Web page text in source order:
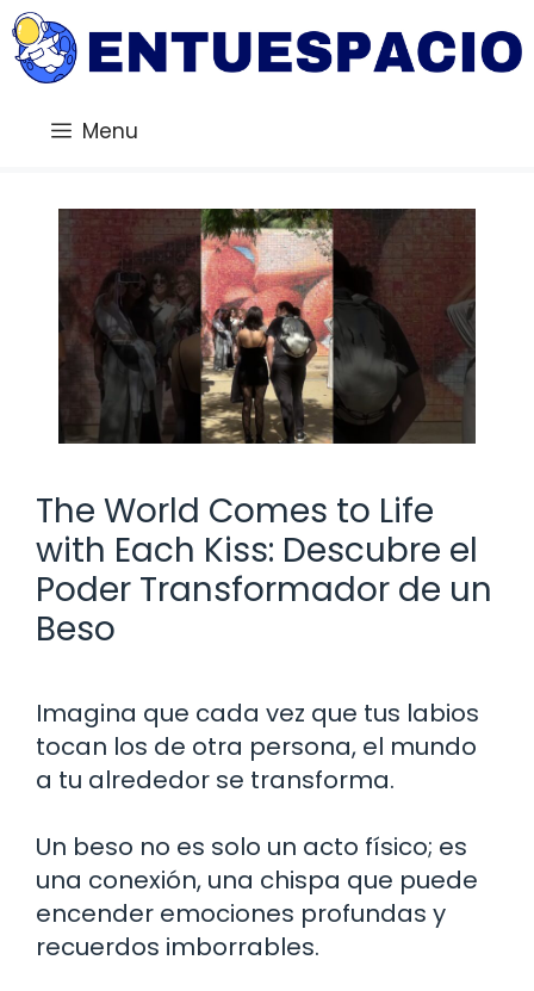
Saltar
al
contenido
Menu
The World Comes to Life
with Each Kiss: Descubre el
Poder Transformador de un
Beso
Imagina que cada vez que tus labios
tocan los de otra persona, el mundo
a tu alrededor se transforma.
Un beso no es solo un acto físico; es
una conexión, una chispa que puede
encender emociones profundas y
recuerdos imborrables.